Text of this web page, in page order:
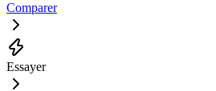
Comparer
Essayer